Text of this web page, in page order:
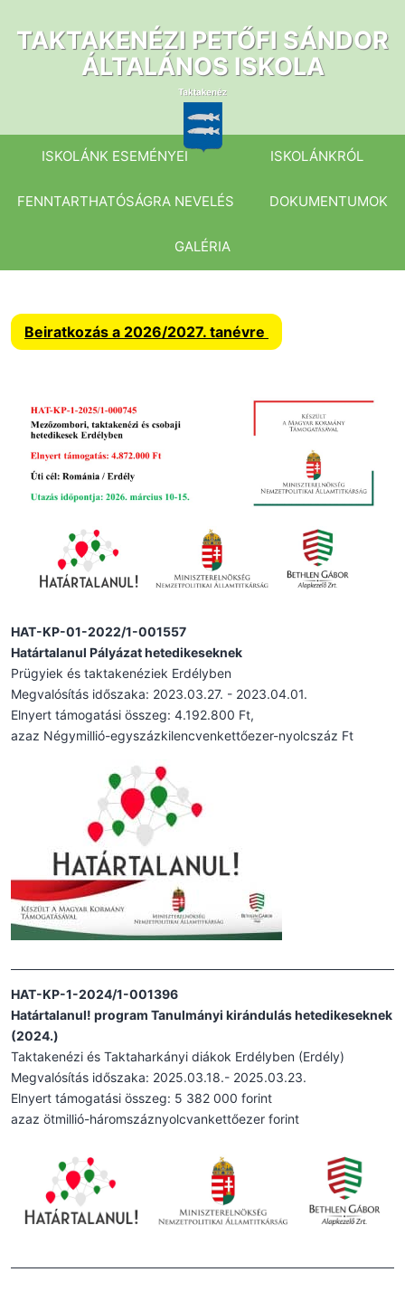
tartalomhoz
TAKTAKENÉZI PETŐFI SÁNDOR
ÁLTALÁNOS ISKOLA
ISKOLÁNK ESEMÉNYEI ISKOLÁNKRÓL
FENNTARTHATÓSÁGRA NEVELÉS DOKUMENTUMOK
GALÉRIA
Beiratkozás a 2026/2027. tanévre
HAT-KP-01-2022/1-001557
Határtalanul Pályázat hetedikeseknek
Prügyiek és taktakenéziek Erdélyben
Megvalósítás időszaka: 2023.03.27. - 2023.04.01.
Elnyert támogatási összeg: 4.192.800 Ft,
azaz Négymillió-egyszázkilencvenkettőezer-nyolcszáz Ft
HAT-KP-1-2024/1-001396
Határtalanul! program Tanulmányi kirándulás hetedikeseknek
(2024.)
Taktakenézi és Taktaharkányi diákok Erdélyben (Erdély)
Megvalósítás időszaka: 2025.03.18.- 2025.03.23.
Elnyert támogatási összeg: 5 382 000 forint
azaz ötmillió-háromszáznyolcvankettőezer forint